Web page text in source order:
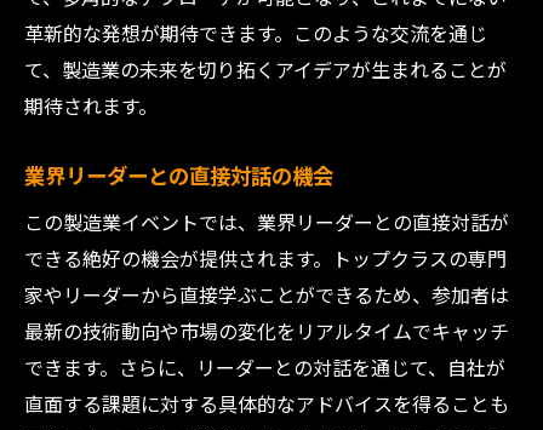
革新的な発想が期待できます。このような交流を通じ
て、製造業の未来を切り拓くアイデアが生まれることが
期待されます。
業界リーダーとの直接対話の機会
この製造業イベントでは、業界リーダーとの直接対話が
できる絶好の機会が提供されます。トップクラスの専門
家やリーダーから直接学ぶことができるため、参加者は
最新の技術動向や市場の変化をリアルタイムでキャッチ
できます。さらに、リーダーとの対話を通じて、自社が
直面する課題に対する具体的なアドバイスを得ることも